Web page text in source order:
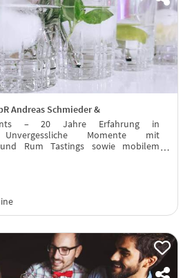
Andreas Schmieder &
– 20 Jahre Erfahrung in
Unvergessliche Momente mit
Rum Tastings sowie mobilem